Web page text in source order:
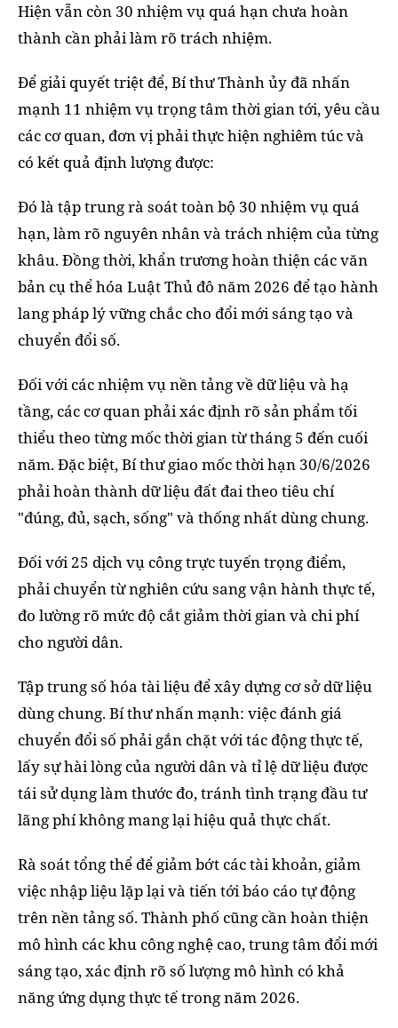
Hiện vẫn còn 30 nhiệm vụ quá hạn chưa hoàn
thành cần phải làm rõ trách nhiệm.
Để giải quyết triệt để, Bí thư Thành ủy đã nhấn
mạnh 11 nhiệm vụ trọng tâm thời gian tới, yêu cầu
các cơ quan, đơn vị phải thực hiện nghiêm túc và
có kết quả định lượng được:
Đó là tập trung rà soát toàn bộ 30 nhiệm vụ quá
hạn, làm rõ nguyên nhân và trách nhiệm của từng
khâu. Đồng thời, khẩn trương hoàn thiện các văn
bản cụ thể hóa Luật Thủ đô năm 2026 để tạo hành
lang pháp lý vững chắc cho đổi mới sáng tạo và
chuyển đổi số.
Đối với các nhiệm vụ nền tảng về dữ liệu và hạ
tầng, các cơ quan phải xác định rõ sản phẩm tối
thiểu theo từng mốc thời gian từ tháng 5 đến cuối
năm. Đặc biệt, Bí thư giao mốc thời hạn 30/6/2026
phải hoàn thành dữ liệu đất đai theo tiêu chí
"đúng, đủ, sạch, sống" và thống nhất dùng chung.
Đối với 25 dịch vụ công trực tuyến trọng điểm,
phải chuyển từ nghiên cứu sang vận hành thực tế,
đo lường rõ mức độ cắt giảm thời gian và chi phí
cho người dân.
Tập trung số hóa tài liệu để xây dựng cơ sở dữ liệu
dùng chung. Bí thư nhấn mạnh: việc đánh giá
chuyển đổi số phải gắn chặt với tác động thực tế,
lấy sự hài lòng của người dân và tỉ lệ dữ liệu được
tái sử dụng làm thước đo, tránh tình trạng đầu tư
lãng phí không mang lại hiệu quả thực chất.
Rà soát tổng thể để giảm bớt các tài khoản, giảm
việc nhập liệu lặp lại và tiến tới báo cáo tự động
trên nền tảng số. Thành phố cũng cần hoàn thiện
mô hình các khu công nghệ cao, trung tâm đổi mới
sáng tạo, xác định rõ số lượng mô hình có khả
năng ứng dụng thực tế trong năm 2026.